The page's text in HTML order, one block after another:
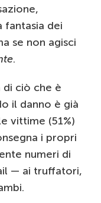
fantasia dei
se non agisci
.
ciò che è
il danno è già
vittime (51%)
i propri
numeri di
— ai truffatori,